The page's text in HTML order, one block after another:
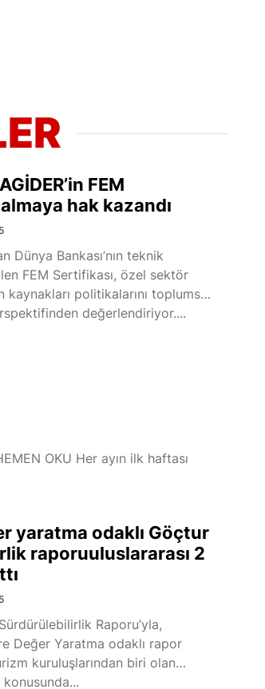
FEM
almaya hak kazandı
Dünya Bankası’nın teknik
FEM Sertifikası, özel sektör
kaynakları politikalarını toplumsal
değerlendiriyor....
OKU Her ayın ilk haftası
yaratma odaklı Göçtur
raporuuluslararası 2
Raporu’yla,
Değer Yaratma odaklı rapor
kuruluşlarından biri olan